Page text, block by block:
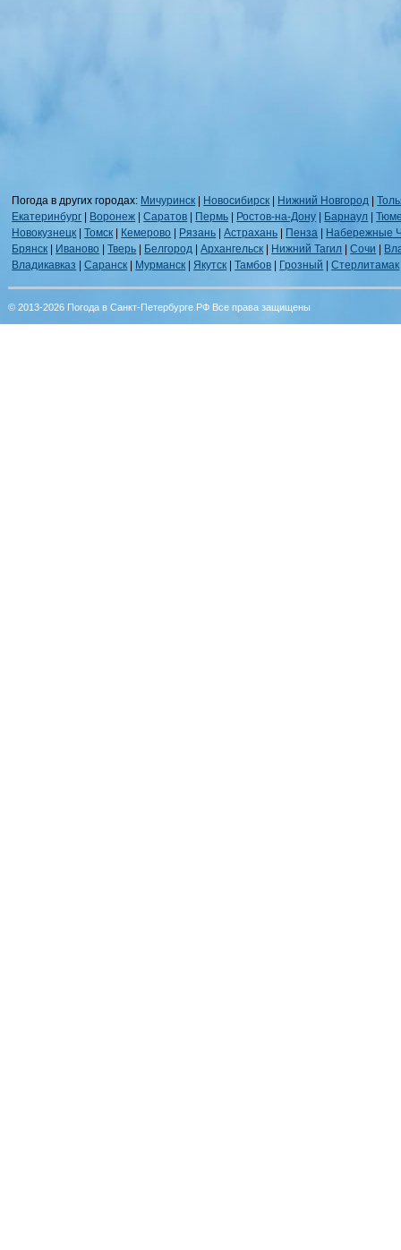
Погода в других городах: Мичуринск | Новосибирск | Нижний Новгород |
Екатеринбург | Воронеж |Саратов | Пермь | Ростов-на-Дону | Барнаул |
Новокузнецк |Томск | Кемерово | Рязань |Астрахань | Пенза | Набережные
Брянск | Иваново |Тверь | Белгород |Архангельск | Нижний Тагил |Сочи |
Владикавказ |Саранск | Мурманск | Якутск |Тамбов | Грозный |Стерлитамак
© 2013-2026 Погода в Санкт-Петербурге.РФ Все права защищены